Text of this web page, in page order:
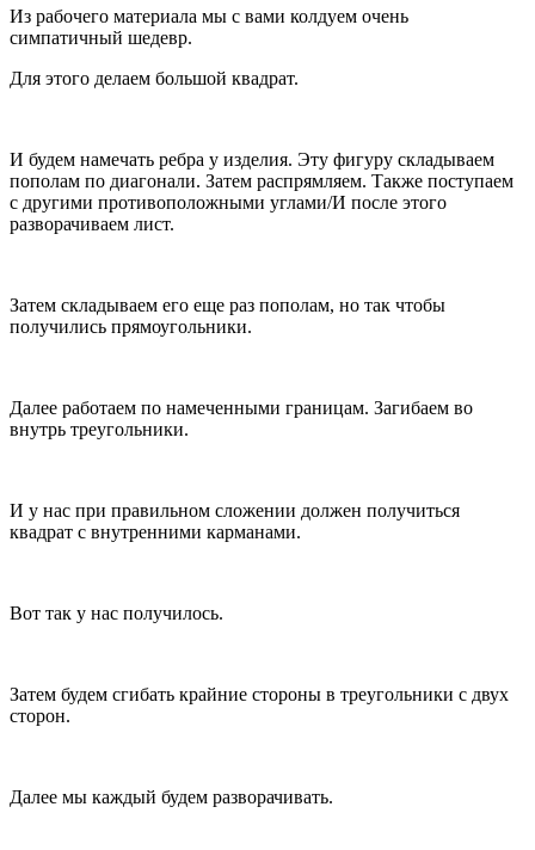
Из рабочего материала мы с вами колдуем очень
симпатичный шедевр.
Для этого делаем большой квадрат.
И будем намечать ребра у изделия. Эту фигуру складываем
пополам по диагонали. Затем распрямляем. Также поступаем
с другими противоположными углами/И после этого
разворачиваем лист.
Затем складываем его еще раз пополам, но так чтобы
получились прямоугольники.
Далее работаем по намеченными границам. Загибаем во
внутрь треугольники.
И у нас при правильном сложении должен получиться
квадрат с внутренними карманами.
Вот так у нас получилось.
Затем будем сгибать крайние стороны в треугольники с двух
сторон.
Далее мы каждый будем разворачивать.